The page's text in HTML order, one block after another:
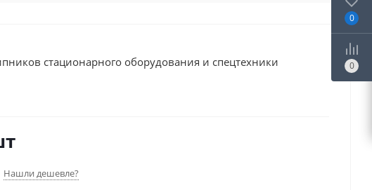
стационарного оборудования и спецтехники
Нашли дешевле?
0
0